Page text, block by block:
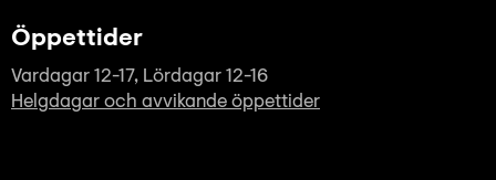
Öppettider
Vardagar 12-17, Lördagar 12-16
Helgdagar och avvikande öppettider